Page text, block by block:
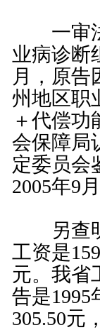
一审法
业病诊断
月，原告
州地区职
＋代偿功
会保障局
定委员会
2005年9
另查明
工资是
元。我省
告是
305.50元